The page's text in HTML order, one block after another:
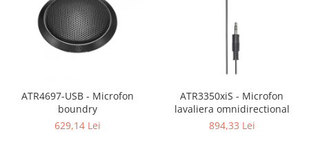
ATR4697-USB - Microfon
boundry
629,14 Lei
ATR3350xiS - Microfon
lavaliera omnidirectional
894,33 Lei